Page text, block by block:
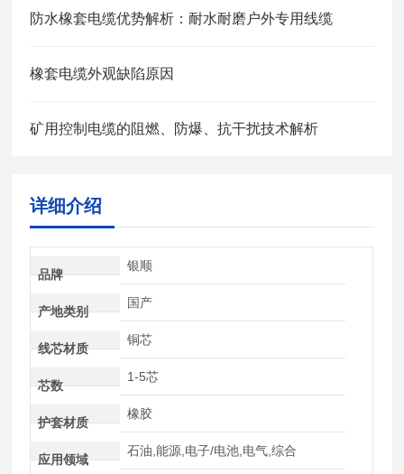
防水橡套电缆优势解析：耐水耐磨户外专用线缆
橡套电缆外观缺陷原因
矿用控制电缆的阻燃、防爆、抗干扰技术解析
详细介绍
品牌
银顺
产地类别
国产
线芯材质
铜芯
芯数
1-5芯
护套材质
橡胶
应用领域
石油,能源,电子/电池,电气,综合